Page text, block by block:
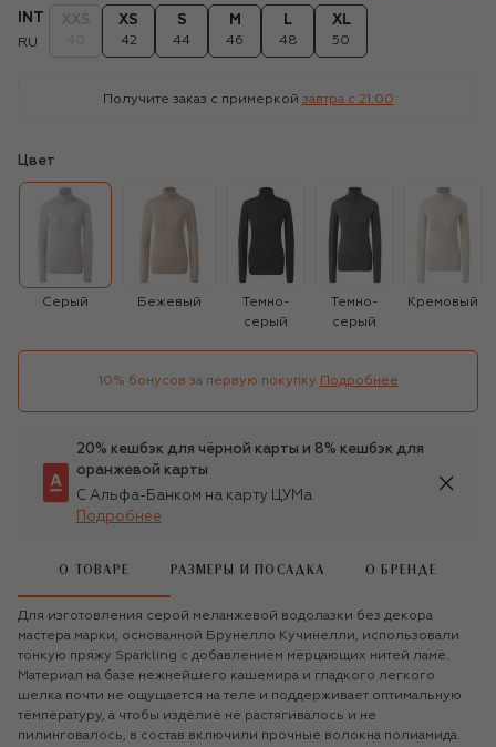
INT
RU
XS
42
S
44
M
46
L
48
XL
50
Получите заказ с примеркой завтра c 21:00
Цвет
Серый Бежевый
Темно-
серый
Темно-
серый
Кремовый
10% бонусов за первую покупку Подробнее
20% кешбэк для чёрной карты и 8% кешбэк для
оранжевой карты
С Альфа-Банком на карту ЦУМа
Подробнее
О ТОВАРЕ РАЗМЕРЫ И ПОСАДКА О БРЕНДЕ
Для изготовления серой меланжевой водолазки без декора
мастера марки, основанной Брунелло Кучинелли, использовали
тонкую пряжу Sparkling с добавлением мерцающих нитей ламе.
Материал на базе нежнейшего кашемира и гладкого легкого
шелка почти не ощущается на теле и поддерживает оптимальную
температуру, а чтобы изделие не растягивалось и не
пилинговалось, в состав включили прочные волокна полиамида.